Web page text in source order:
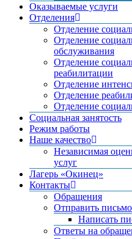
Оказываемые услуги
Отделения
Отделение
Отделение
обслуживания
Отделение
реабилитации
Отделение
Отделение
Отделение
Социальная занятость
Режим работы
Наше качество
Независимая
услуг
Лагерь «Окинец»
Контакты
Обращения
Отправить письмо
Написать
Ответы на